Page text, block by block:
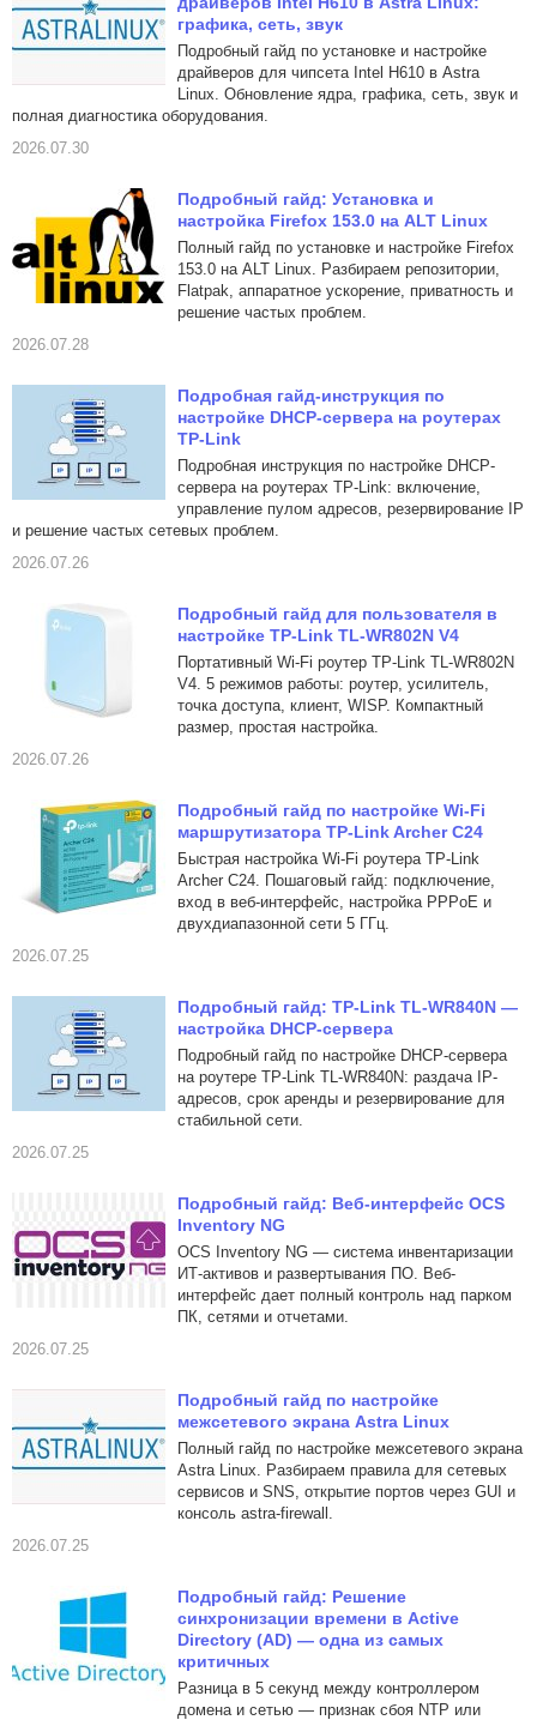
графика, сеть, звук
Подробный гайд по установке и настройке
драйверов для чипсета Intel H610 в Astra
Linux. Обновление ядра, графика, сеть, звук и
полная диагностика оборудования.
2026.07.30
Подробный гайд: Установка и
настройка Firefox 153.0 на ALT Linux
Полный гайд по установке и настройке Firefox
153.0 на ALT Linux. Разбираем репозитории,
Flatpak, аппаратное ускорение, приватность и
решение частых проблем.
2026.07.28
Подробная гайд-инструкция по
настройке DHCP-сервера на роутерах
TP-Link
Подробная инструкция по настройке DHCP-
сервера на роутерах TP-Link: включение,
управление пулом адресов, резервирование IP
и решение частых сетевых проблем.
2026.07.26
Подробный гайд для пользователя в
настройке TP-Link TL-WR802N V4
Портативный Wi-Fi роутер TP-Link TL-WR802N
V4. 5 режимов работы: роутер, усилитель,
точка доступа, клиент, WISP. Компактный
размер, простая настройка.
2026.07.26
Подробный гайд по настройке Wi-Fi
маршрутизатора TP-Link Archer C24
Быстрая настройка Wi-Fi роутера TP-Link
Archer C24. Пошаговый гайд: подключение,
вход в веб-интерфейс, настройка PPPoE и
двухдиапазонной сети 5 ГГц.
2026.07.25
Подробный гайд: TP-Link TL-WR840N —
настройка DHCP-сервера
Подробный гайд по настройке DHCP-сервера
на роутере TP-Link TL-WR840N: раздача IP-
адресов, срок аренды и резервирование для
стабильной сети.
2026.07.25
Подробный гайд: Веб-интерфейс OCS
Inventory NG
OCS Inventory NG — система инвентаризации
ИТ-активов и развертывания ПО. Веб-
интерфейс дает полный контроль над парком
ПК, сетями и отчетами.
2026.07.25
Подробный гайд по настройке
межсетевого экрана Astra Linux
Полный гайд по настройке межсетевого экрана
Astra Linux. Разбираем правила для сетевых
сервисов и SNS, открытие портов через GUI и
консоль astra-firewall.
2026.07.25
Подробный гайд: Решение
синхронизации времени в Active
Directory (AD) — одна из самых
критичных
Разница в 5 секунд между контроллером
домена и сетью — признак сбоя NTP или